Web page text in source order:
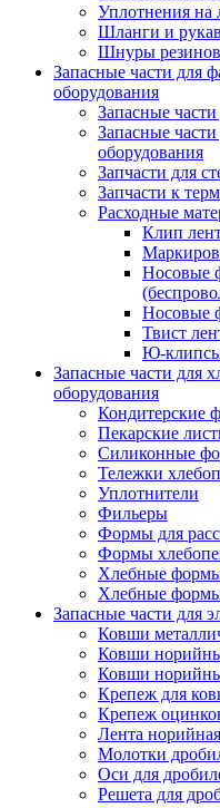
Уплотнения на
Шланги и
Шнуры
Запасные части для
оборудования
Запасные
Запасные
оборудования
Запчасти для
Запчасти к
Расходные
Клип
Носовые
Носовые
Твист
Ю-
Запасные части для
оборудования
Кондитерские
Пекарские
Силиконные
Тележки
Уплотнители
Фильеры
Формы для
Формы
Хлебные
Хлебные
Запасные части для
Ковши
Ковши
Ковши
Крепеж для
Крепеж
Лента
Молотки
Оси для
Решета для